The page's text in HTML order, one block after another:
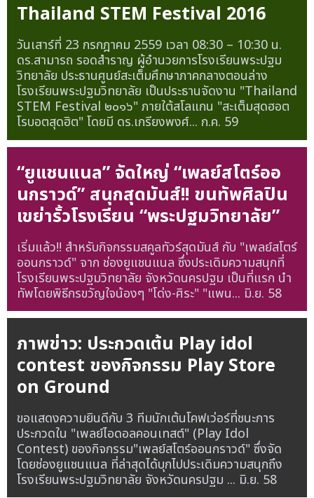
Thailand STEM Festival 2016
วันเสาร์ที่ 23 กรกฎาคม 2559 เวลา 08:30 – 10:30 น.
ดร.สามารถ รอดสำราญ ผู้อำนวยการโรงเรียนพระปฐม
วิทยาลัย ประธานศูนย์สะเต็มศึกษาภาคกลางตอนล่าง
โรงเรียนพระปฐมวิทยาลัย เป็นประธานจัดงาน "Thailand
STEM Festival ๒๐๑๖" ภายใต้สโลแกน "สะเต็มสุดฮอต
โรบอตสุดฮิต" โดยมี ดร.เกรียงพงศ์... ก.ค. 59
“ยูแชนแนล” จัดใหญ่ “เพลย์สโตร์ออ
นกราวด์” สนุกสุดมันส์!! ขนทัพศิลปิน
เขย่ารั้วโรงเรียน “พระปฐมวิทยาลัย”
เริ่มแล้ว!! สำหรับกิจกรรมสคูลทัวร์สุดมันส์ กับ "เพลย์สโตร์
ออนกราวด์" จาก ช่องยูแชนแนล ซึ่งประเดิมความสนุกที่
โรงเรียนพระปฐมวิทยาลัย จังหวัดนครปฐม เป็นที่แรก นำ
ทัพโดยพิธีกรขวัญใจน้องๆ "โด่ง-ศิระ" "แพน... มิ.ย. 58
ภาพข่าว: ประกวดเต้น Play idol
contest ของกิจกรรม Play Store
on Ground
ขอแสดงความยินดีกับ 3 ทีมนักเต้นโคฟเว่อร์ที่ชนะการ
ประกวดใน "เพลย์ไอดอลคอนเทสต์" (Play Idol
Contest) ของกิจกรรม"เพลย์สโตร์ออนกราวด์" ซึ่งจัด
โดยช่องยูแชนแนล ที่ล่าสุดได้บุกไปประเดิมความสนุกถึง
โรงเรียนพระปฐมวิทยาลัย จังหวัดนครปฐม ... มิ.ย. 58